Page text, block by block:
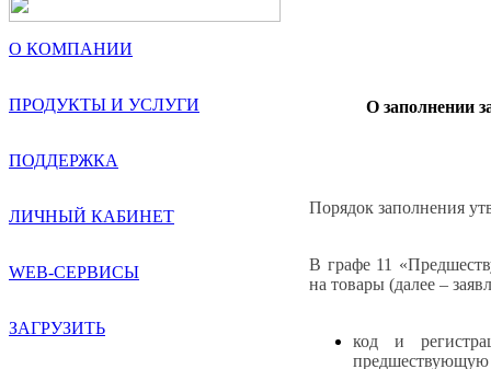
О КОМПАНИИ
ПРОДУКТЫ И УСЛУГИ
ПОДДЕРЖКА
ЛИЧНЫЙ КАБИНЕТ
WEB-СЕРВИСЫ
ЗАГРУЗИТЬ
О заполнении
Порядок заполнения
В графе 11
на товары (далее –
код и